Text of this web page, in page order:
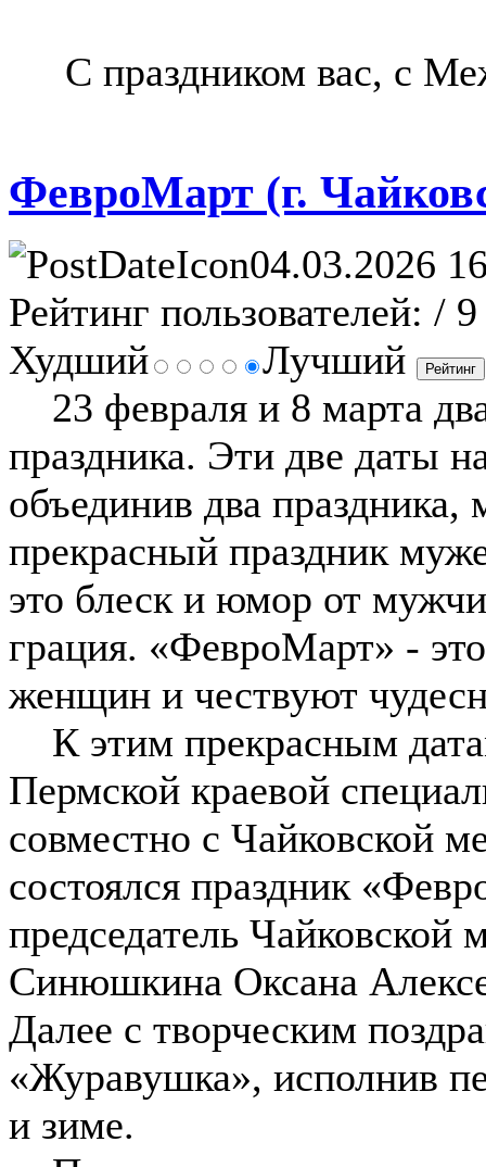
С праздником вас, с
ФевроМарт (г.
04.03.2026
Рейтинг пользователей: / 9
Худший
Лучший
23 февраля и 8 марта
праздника. Эти две даты
объединив два
прекрасный праздник
это блеск и юмор от
грация. «ФевроМарт» -
женщин и чествуют
К этим прекрасным
Пермской краевой
совместно с Чайковской
состоялся праздник
председатель
Синюшкина Оксана
Далее с творческим
«Журавушка», исполнив
и зиме.